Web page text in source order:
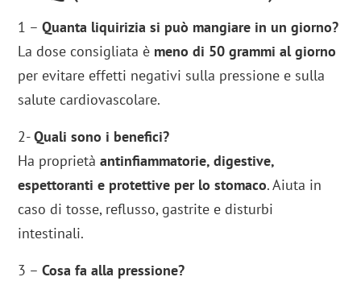
1 –Quanta liquirizia si può mangiare in un giorno?
La dose consigliata è meno di 50 grammi al giorno
per evitare effetti negativi sulla pressione e sulla
salute cardiovascolare.
2-Quali sono i benefici?
Ha proprietàantinfiammatorie, digestive,
espettoranti e protettive per lo stomaco. Aiuta in
caso di tosse, reflusso, gastrite e disturbi
intestinali.
3 –Cosa fa alla pressione?